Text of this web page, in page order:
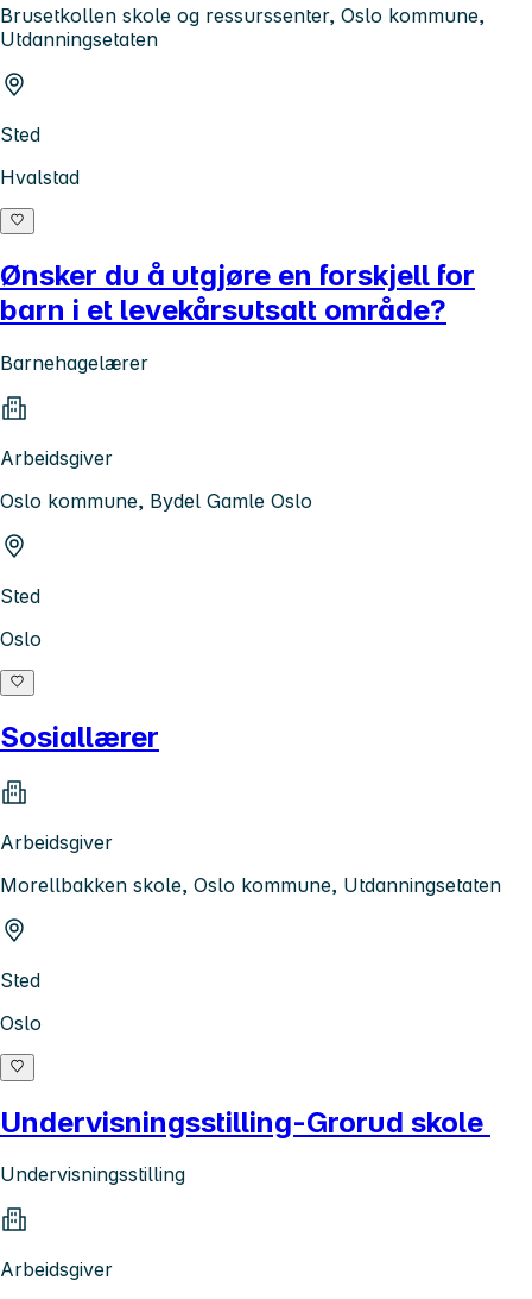
Brusetkollen skole og ressurssenter, Oslo kommune,
Utdanningsetaten
Sted
Hvalstad
Ønsker du å utgjøre en forskjell for
barn i et levekårsutsatt område?
Barnehagelærer
Arbeidsgiver
Oslo kommune, Bydel Gamle Oslo
Sted
Oslo
Sosiallærer
Arbeidsgiver
Morellbakken skole, Oslo kommune, Utdanningsetaten
Sted
Oslo
Undervisningsstilling-Grorud skole
Undervisningsstilling
Arbeidsgiver